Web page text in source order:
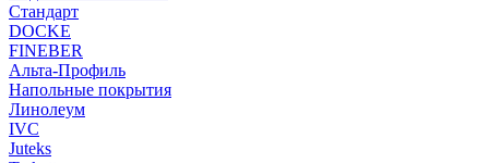
Стандарт
DOCKE
FINEBER
Альта-Профиль
Напольные покрытия
Линолеум
IVC
Juteks